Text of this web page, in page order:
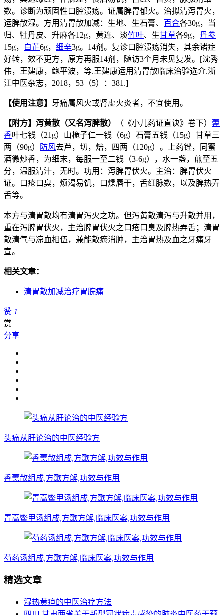
数。诊断为顽固性口腔溃疡。证属脾胃郁火。治拟清泻胃火，
运脾散湿。方用清胃散加减：生地、生石膏、 百合各30g，当
归、牡丹皮、升麻各12g，黄连、淡竹叶、生甘草各9g， 丹参
15g，
白芷6g， 细辛3g。14剂。复诊口腔溃疡消失，其余诸症
好转，效不更方，原方再服14剂，随访3个月未见复发。[沈秀
伟，王建康，鲍平波，等.王建康运用清胃散临床治验选介.浙
江中医杂志，2018，53（5）：381.]
【使用注意】 牙痛属风火或肾虚火炎者，不宜使用。
【附方】泻黄散（又名泻脾散） （《小儿药证直诀》卷下） 藿
香叶七钱（21g）山桅子仁一钱（6g）石膏五钱（15g）甘草三
两（90g）
防风去芦，切，焙，四两（120g）。上药锉，同蜜
酒微炒香，为细末，每服一至二钱（3-6g），水一盏，煎至五
分，温服清汁，无时。功用：泻脾胃伏火。主治：脾胃伏火
证。口疮口臭，烦渴易饥，口燥唇干，舌红脉数，以及脾热弄
舌等。
本方与清胃散均有清胃泻火之功。但泻黄散清泻与升散并用，
重在泻脾胃伏火，主治脾胃伏火之口疮口臭及脾热弄舌；清胃
散清气与凉血相伍，兼能散瘀消肿，主治胃热及血之牙痛牙
宣。
相关文章：
清胃散加减治疗胃脘痛
赞 1
赏
分享
头痛从肝论治的中医经验方
香薷散组成,方歌方解,功效与作用
青蒿鳖甲汤组成,方歌方解,临床医案,功效与作用
芍药汤组成,方歌方解,临床医案,功效与作用
精选文章
湿热黄疸的中医治疗方法